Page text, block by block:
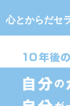
心とからだセ